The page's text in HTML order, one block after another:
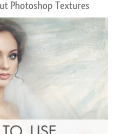
Photoshop Textures